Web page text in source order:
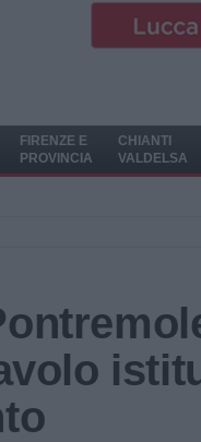
FIRENZE E
PROVINCIA
CHIANTI
VALDELSA